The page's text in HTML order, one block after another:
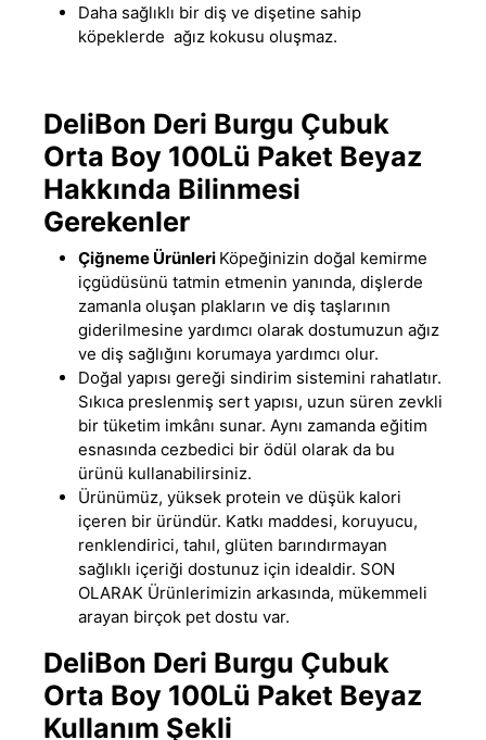
Daha sağlıklı bir diş ve dişetine sahip
köpeklerde ağız kokusu oluşmaz.
DeliBon Deri Burgu Çubuk
Orta Boy 100Lü Paket Beyaz
Hakkında Bilinmesi
Gerekenler
Çiğneme Ürünleri Köpeğinizin doğal kemirme
içgüdüsünü tatmin etmenin yanında, dişlerde
zamanla oluşan plakların ve diş taşlarının
giderilmesine yardımcı olarak dostumuzun ağız
ve diş sağlığını korumaya yardımcı olur.
Doğal yapısı gereği sindirim sistemini rahatlatır.
Sıkıca preslenmiş sert yapısı, uzun süren zevkli
bir tüketim imkânı sunar. Aynı zamanda eğitim
esnasında cezbedici bir ödül olarak da bu
ürünü kullanabilirsiniz.
Ürünümüz, yüksek protein ve düşük kalori
içeren bir üründür. Katkı maddesi, koruyucu,
renklendirici, tahıl, glüten barındırmayan
sağlıklı içeriği dostunuz için idealdir. SON
OLARAK Ürünlerimizin arkasında, mükemmeli
arayan birçok pet dostu var.
DeliBon Deri Burgu Çubuk
Orta Boy 100Lü Paket Beyaz
Kullanım Şekli